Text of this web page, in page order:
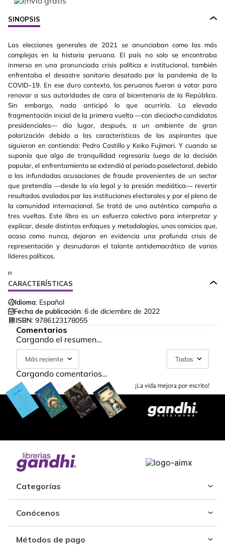
SINOPSIS
Las elecciones generales de 2021 se anunciaban como las más
complejas en la historia peruana. El país no solo se encontraba
inmerso en una pronunciada crisis política e institucional, también
enfrentaba el desastre sanitario desatado por la pandemia de la
COVID-19. En ese duro contexto, los peruanos fueron a votar para
renovar a sus autoridades de cara al bicentenario de la República.
Sin embargo, nada anticipó lo que ocurriría. La elevada
fragmentación inicial de la primera vuelta —con dieciocho candidatos
presidenciales— dio lugar, después, a un ambiente de gran
polarización debido a las características de los aspirantes que
siguieron en contienda: Pedro Castillo y Keiko Fujimori. Y cuando se
suponía que algo de tranquilidad regresaría luego de la decisión
popular, el enfrentamiento se extendió al periodo poselectoral, debido
a las infundadas acusaciones de fraude provenientes de un sector
que pretendía —desde la vía legal y la presión mediática— revertir
resultados avalados por las instituciones electorales y por el pleno de
la comunidad internacional. Se trató de una auténtica campaña a
tres vueltas. Este libro es un esfuerzo colectivo para interpretar y
explicar, desde distintos enfoques y metodologías, unos comicios que,
acaso como nunca, dejaron en evidencia una profunda crisis de
representación y desnudaron el talante antidemocrático de varios
líderes políticos.
n
CARACTERÍSTICAS
Idioma: Español
Fecha de publicación: 6 de diciembre de 2022
ISBN: 9786123178055
Comentarios
Cargando el resumen…
Más reciente Todos
Cargando comentarios…
Categorías
Conócenos
Métodos de pago